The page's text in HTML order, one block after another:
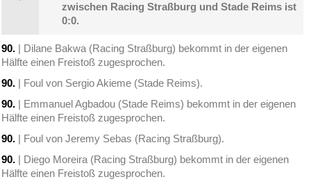
zwischen Racing Straßburg und Stade Reims ist
0:0.
90. | Dilane Bakwa (Racing Straßburg) bekommt in der eigenen
Hälfte einen Freistoß zugesprochen.
90. | Foul von Sergio Akieme (Stade Reims).
90. | Emmanuel Agbadou (Stade Reims) bekommt in der eigenen
Hälfte einen Freistoß zugesprochen.
90. | Foul von Jeremy Sebas (Racing Straßburg).
90. | Diego Moreira (Racing Straßburg) bekommt in der eigenen
Hälfte einen Freistoß zugesprochen.